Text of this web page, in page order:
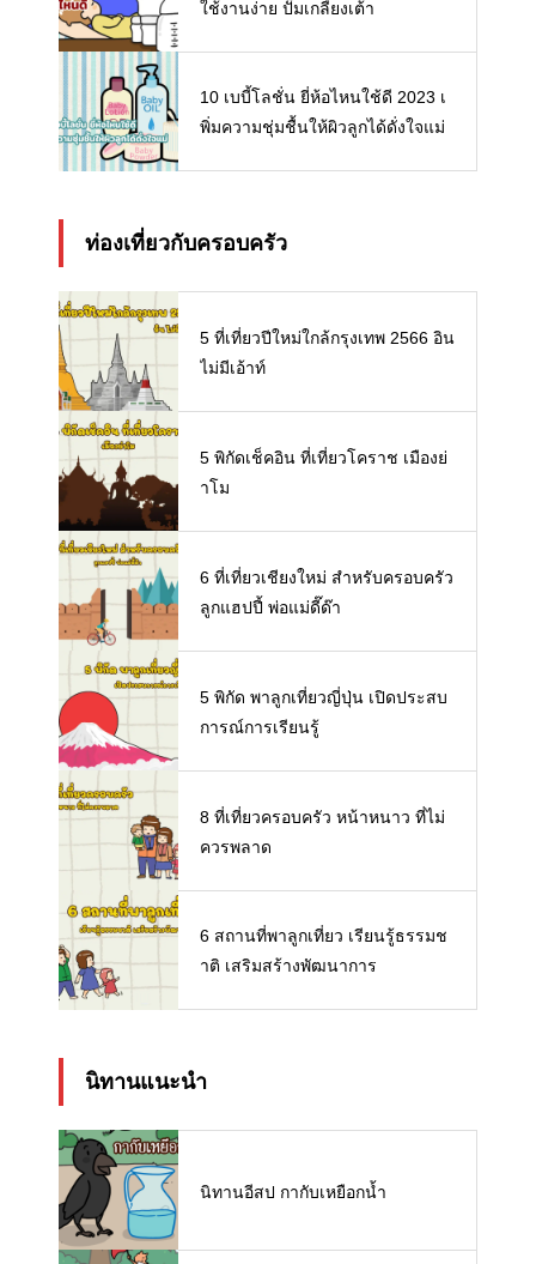
ใช้งานง่าย ปั๊มเกลี้ยงเต้า
10 เบบี้โลชั่น ยี่ห้อไหนใช้ดี 2023 เ
พิ่มความชุ่มชื้นให้ผิวลูกได้ดั่งใจแม่
ท่องเที่ยวกับครอบครัว
5 ที่เที่ยวปีใหม่ใกล้กรุงเทพ 2566 อิน
ไม่มีเอ้าท์
5 พิกัดเช็คอิน ที่เที่ยวโคราช เมืองย่
าโม
6 ที่เที่ยวเชียงใหม่ สำหรับครอบครัว
ลูกแฮปปี้ พ่อแม่ดี๊ด๊า
5 พิกัด พาลูกเที่ยวญี่ปุ่น เปิดประสบ
การณ์การเรียนรู้
8 ที่เที่ยวครอบครัว หน้าหนาว ที่ไม่
ควรพลาด
6 สถานที่พาลูกเที่ยว เรียนรู้ธรรมช
าติ เสริมสร้างพัฒนาการ
นิทานแนะนำ
นิทานอีสป กากับเหยือกน้ำ